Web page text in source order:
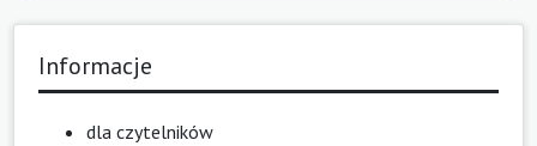
Informacje
dla czytelników